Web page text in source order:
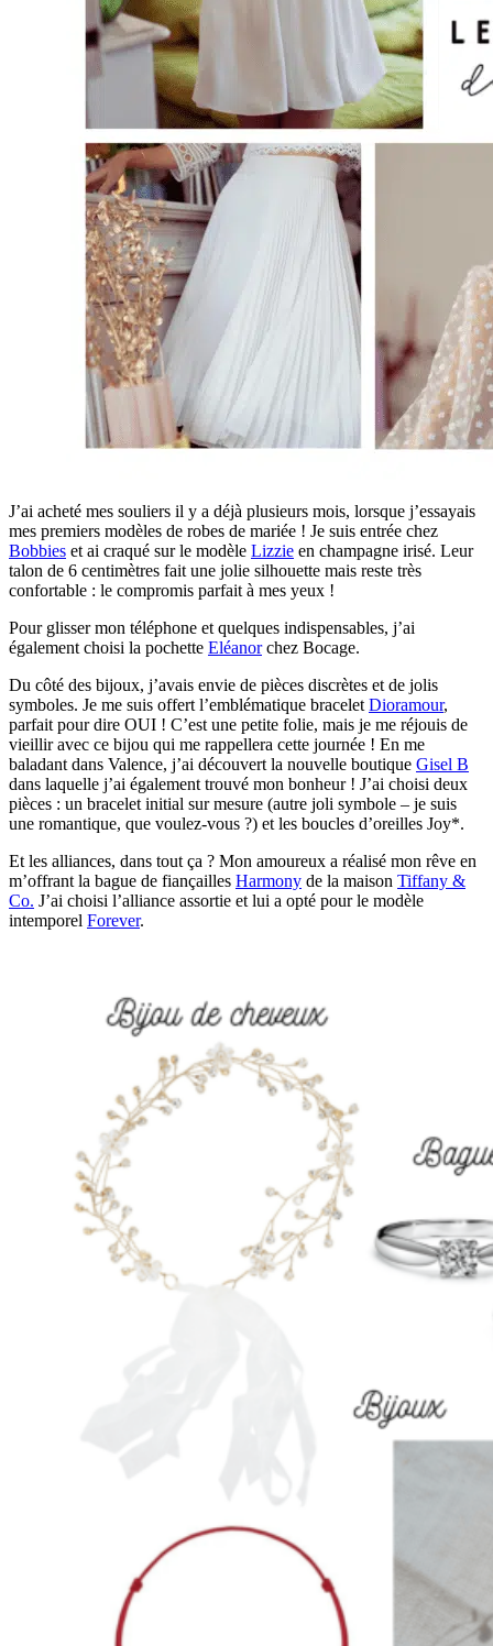
J’ai acheté mes souliers il y a déjà plusieurs mois, lorsque j’essayais
mes premiers modèles de robes de mariée ! Je suis entrée chez
Bobbies et ai craqué sur le modèle Lizzie en champagne irisé. Leur
talon de 6 centimètres fait une jolie silhouette mais reste très
confortable : le compromis parfait à mes yeux !
Pour glisser mon téléphone et quelques indispensables, j’ai
également choisi la pochette Eléanorchez Bocage.
Du côté des bijoux, j’avais envie de pièces discrètes et de jolis
symboles. Je me suis offert l’emblématique bracelet Dioramour,
parfait pour dire OUI ! C’est une petite folie, mais je me réjouis de
vieillir avec ce bijou qui me rappellera cette journée ! En me
baladant dans Valence, j’ai découvert la nouvelle boutique Gisel B
dans laquelle j’ai également trouvé mon bonheur ! J’ai choisi deux
pièces : un bracelet initial sur mesure (autre joli symbole – je suis
une romantique, que voulez-vous ?) et les boucles d’oreilles Joy*.
Et les alliances, dans tout ça ? Mon amoureux a réalisé mon rêve en
m’offrant la bague de fiançailles Harmony de la maison Tiffany &
Co. J’ai choisi l’alliance assortie et lui a opté pour le modèle
intemporel Forever.